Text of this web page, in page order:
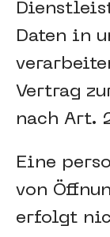
Daten in
Vertrag
nach Art.
Eine
von
erfolgt